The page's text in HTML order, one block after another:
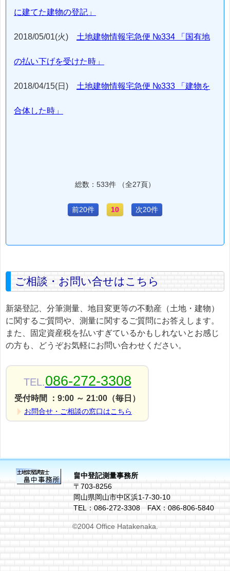
に建てた建物の登記」
2018/05/01(火) 土地建物情報宅急便 №334 「国有地
の払い下げを受けた時」
2018/04/15(日) 土地建物情報宅急便 №333 「建物を
合体した時」
総数：533件 （全27頁）
前20件 10 次20件
ご相談・お問い合せはこちら
新築登記、分筆測量、地目変更等の不動産（土地・建物）
に関するご質問や、測量に関するご質問にお答えします。
また、固定資産税を払いすぎているかもしれないとお感じ
の方も、どうぞお気軽にお問い合わせください。
TEL.086-272-3308
受付時間 ：9:00 ～ 21:00（毎日）
お問合せ・ご相談の窓口はこちら
畠中登記測量事務所
〒703-8256
岡山県岡山市中区浜1-7-30-10
TEL：086-272-3308 FAX：086-806-5840
©2004 Office Hatakenaka.